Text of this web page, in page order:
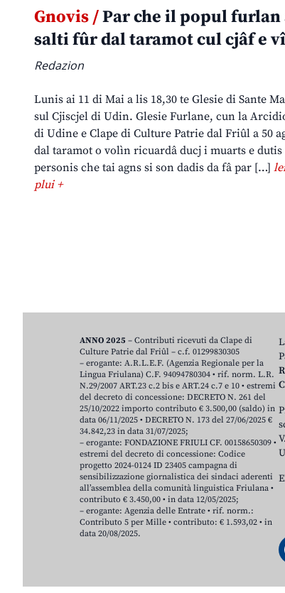
Gnovis /Par che il popul furlan
salti fûr dal taramot cul cjâf e
Redazion
Lunis ai 11 di Mai a lis 18,30 te Glesie di Sante
sul Cjiscjel di Udin. Glesie Furlane, cun la
di Udine e Clape di Culture Patrie dal Friûl a 50
dal taramot o volìn ricuardâ ducj i muarts e dutis
personis che tai agns si son dadis da fâ par […]
plui +
ANNO 2025 – Contributi ricevuti da Clape di
Culture Patrie dal Friûl – c.f. 01299830305
– erogante: A.R.L.E.F. (Agenzia Regionale per la
Lingua Friulana) C.F. 94094780304 • rif. norm. L.R.
N.29/2007 ART.23 c.2 bis e ART.24 c.7 e 10 • estremi
del decreto di concessione: DECRETO N. 261 del
25/10/2022 importo contributo € 3.500,00 (saldo) in
data 06/11/2025 • DECRETO N. 173 del 27/06/2025 €
34.842,23 in data 31/07/2025;
– erogante: FONDAZIONE FRIULI CF. 00158650309 •
estremi del decreto di concessione: Codice
progetto 2024-0124 ID 23405 campagna di
sensibilizzazione giornalistica dei sindaci aderenti
all’assemblea della comunità linguistica Friulana •
contributo € 3.450,00 • in data 12/05/2025;
– erogante: Agenzia delle Entrate • rif. norm.:
Contributo 5 per Mille • contributo: € 1.593,02 • in
data 20/08/2025.